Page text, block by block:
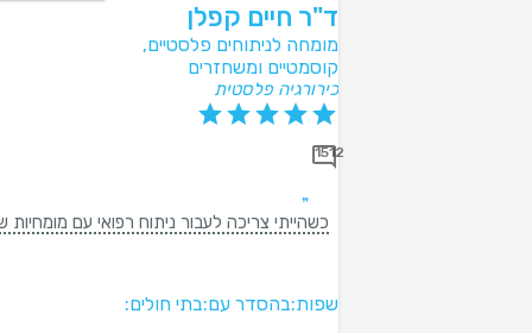
ד"ר חיים קפלן
מומחה לניתוחים פלסטיים,
קוסמטיים ומשחזרים
כירורגיה פלסטית
1512
כשהייתי צריכה לעבור ניתוח רפואי עם מומחיות של פלסטיקאי - לא היה לי ספק שרק ד"ר חיים קפלן, מנתח פלסטי מספר 1 בארץ, מנתח אותי. זה היה ניתוח מורכב ולא פשוט, וד"ר קפלן בעל ידי האומן עשה עבודה מופלאה. הרגשתי בידיים
שפות:בהסדר עם:בתי חולים: